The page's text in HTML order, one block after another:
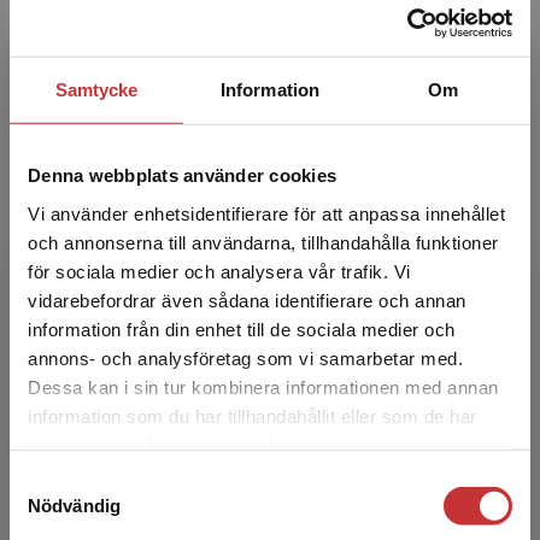
Samtycke Information Om
Denna webbplats använder cookies
Vi använder enhetsidentifierare för att anpassa innehållet
och annonserna till användarna, tillhandahålla funktioner
för sociala medier och analysera vår trafik. Vi
vidarebefordrar även sådana identifierare och annan
information från din enhet till de sociala medier och
annons- och analysföretag som vi samarbetar med.
Dessa kan i sin tur kombinera informationen med annan
information som du har tillhandahållit eller som de har
Nödvändig
Begränsad fraktregion
Det verkar som att du besöker
studentlitteratur.se via en enhet utanför Sverige.
Vi erbjuder inte leveranser utanför Sverige. För
att kunna slutföra ett köp måste
vuxenutbildning och de senaste dryga tio åren
Mia Reuterborg
Mia Reuterborg har en fil.kand. i
statsvetenskap med inriktning på utrednings-
och utvecklingsarbete i offentlig sektor. Under
drygt två decennier ...